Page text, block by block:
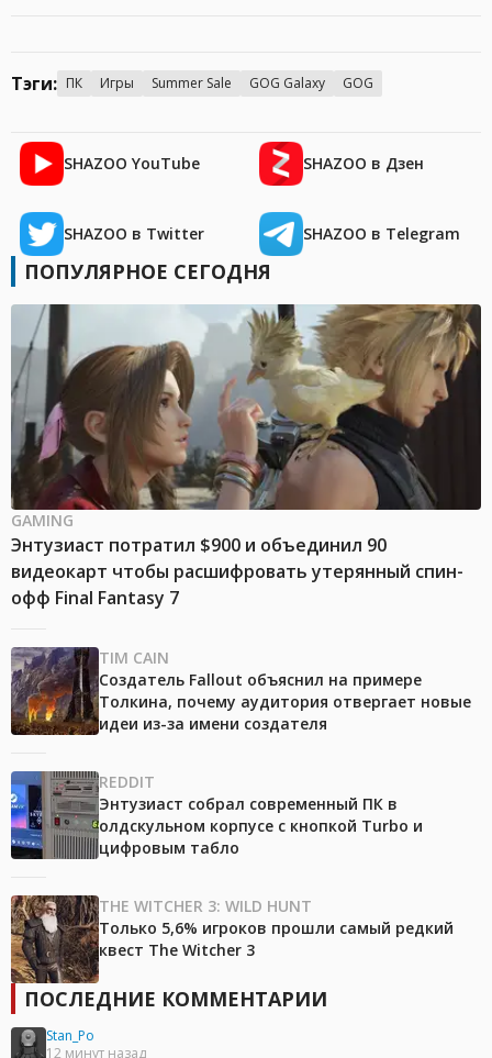
Тэги: ПК Игры Summer Sale GOG Galaxy GOG
SHAZOO YouTube SHAZOO в Дзен
SHAZOO в Twitter SHAZOO в Telegram
ПОПУЛЯРНОЕ СЕГОДНЯ
GAMING
Энтузиаст потратил $900 и объединил 90
видеокарт чтобы расшифровать утерянный спин-
офф Final Fantasy 7
TIM CAIN
Создатель Fallout объяснил на примере
Толкина, почему аудитория отвергает новые
идеи из-за имени создателя
REDDIT
Энтузиаст собрал современный ПК в
олдскульном корпусе с кнопкой Turbo и
цифровым табло
THE WITCHER 3: WILD HUNT
Только 5,6% игроков прошли самый редкий
квест The Witcher 3
ПОСЛЕДНИЕ КОММЕНТАРИИ
Stan_Po
12 минут назад